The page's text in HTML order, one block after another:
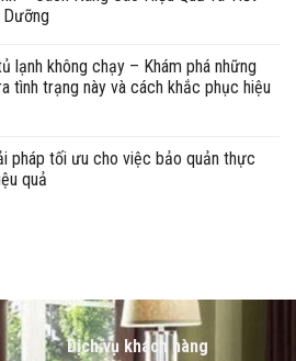
lạnh không chạy – Khám phá những
tình trạng này và cách khắc phục hiệu
pháp tối ưu cho việc bảo quản thực
quả
Dịch vụ khách hàng